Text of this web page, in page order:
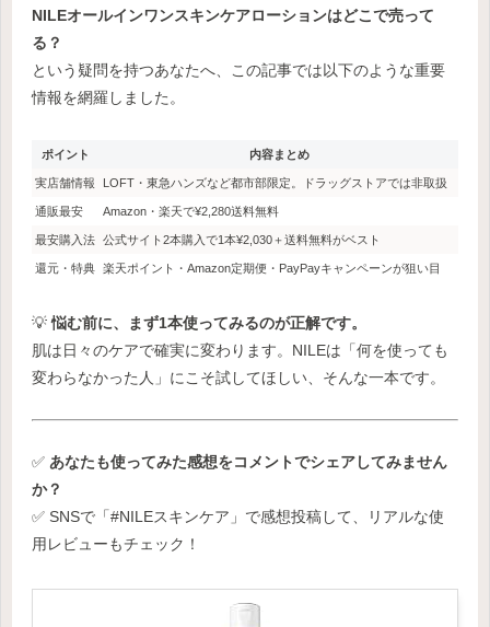
NILEオールインワンスキンケアローションはどこで売って
る？
という疑問を持つあなたへ、この記事では以下のような重要
情報を網羅しました。
ポイント 内容まとめ
実店舗情報 LOFT・東急ハンズなど都市部限定。ドラッグストアでは非取扱
通販最安 Amazon・楽天で¥2,280送料無料
最安購入法 公式サイト2本購入で1本¥2,030＋送料無料がベスト
還元・特典 楽天ポイント・Amazon定期便・PayPayキャンペーンが狙い目
💡悩む前に、まず1本使ってみるのが正解です。
肌は日々のケアで確実に変わります。NILEは「何を使っても
変わらなかった人」にこそ試してほしい、そんな一本です。
✅ あなたも使ってみた感想をコメントでシェアしてみません
か？
✅ SNSで「#NILEスキンケア」で感想投稿して、リアルな使
用レビューもチェック！